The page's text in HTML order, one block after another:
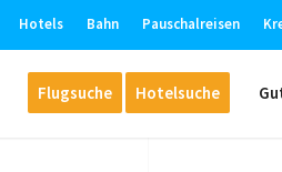
Hotels Bahn Pauschalreisen
Flugsuche Hotelsuche